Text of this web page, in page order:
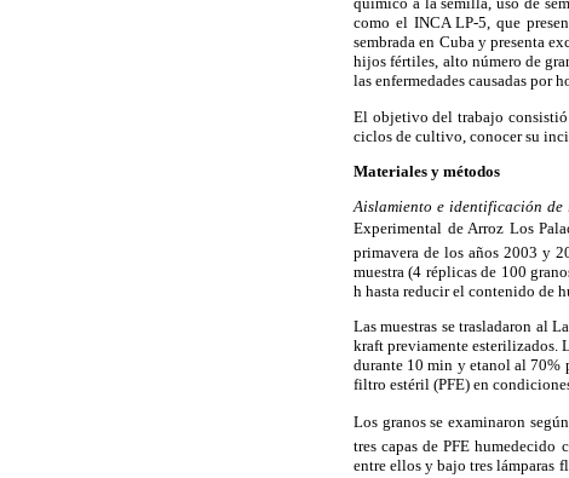
como el INCA LP-5, que
sembrada en Cuba y presenta
hijos fértiles, alto número de
las enfermedades causadas por
El objetivo del trabajo consistió
ciclos de cultivo, conocer su
Materiales y métodos
Aislamiento e identificación de
Experimental de Arroz Los
primavera de los años 2003 y
muestra (4 réplicas de 100
h hasta reducir el contenido de
Las muestras se trasladaron al
kraft previamente esterilizados.
durante 10 min y etanol al 70%
filtro estéril (PFE) en
Los granos se examinaron
tres capas de PFE humedecido
entre ellos y bajo tres lámparas